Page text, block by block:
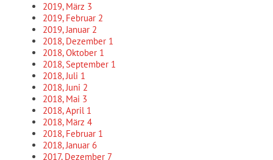
2019, März 3
2019, Februar 2
2019, Januar 2
2018, Dezember 1
2018, Oktober 1
2018, September 1
2018, Juli 1
2018, Juni 2
2018, Mai 3
2018, April 1
2018, März 4
2018, Februar 1
2018, Januar 6
2017, Dezember 7